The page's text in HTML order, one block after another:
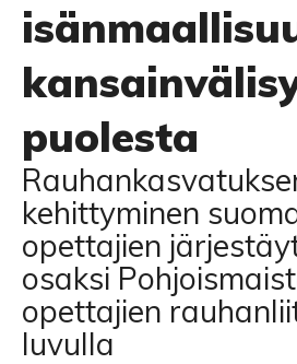
puolesta
kehittyminen
opettajien
osaksi
opettajien
luvulla